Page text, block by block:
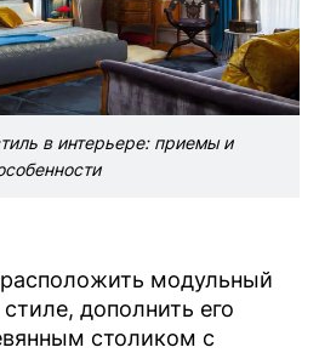
в интерьере: приемы и
модульный
дополнить его
столиком с